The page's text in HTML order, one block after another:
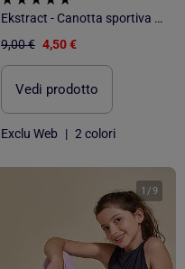
Ekstract - Canotta sportiva fluida
9,00 € 4,50 €
Vedi prodotto
Exclu Web | 2 colori
1 /9